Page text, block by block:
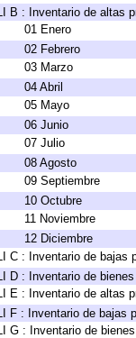
B : Inventario de altas
01 Enero
02 Febrero
03 Marzo
04 Abril
05 Mayo
06 Junio
07 Julio
08 Agosto
09 Septiembre
10 Octubre
11 Noviembre
12 Diciembre
C : Inventario de bajas
D : Inventario de
E : Inventario de altas
F : Inventario de bajas
G : Inventario de